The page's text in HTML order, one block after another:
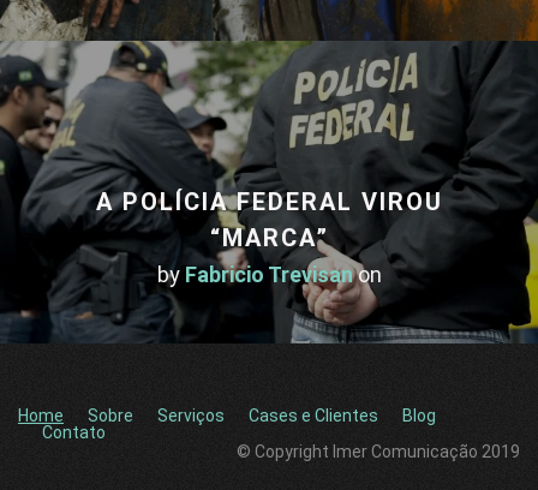
A POLÍCIA FEDERAL VIROU
“MARCA”
by Fabricio Trevisanon
Home Sobre Serviços Cases e Clientes
Blog
Contato
© Copyright Imer Comunicação 2019